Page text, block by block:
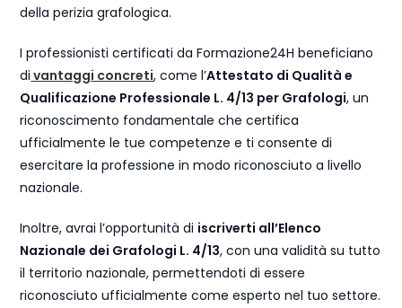
della perizia grafologica.
I professionisti certificati da Formazione24H beneficiano
di vantaggi concreti, come l’Attestato di Qualità e
Qualificazione Professionale L. 4/13 per Grafologi, un
riconoscimento fondamentale che certifica
ufficialmente le tue competenze e ti consente di
esercitare la professione in modo riconosciuto a livello
nazionale.
Inoltre, avrai l’opportunità di iscriverti all’Elenco
Nazionale dei Grafologi L. 4/13, con una validità su tutto
il territorio nazionale, permettendoti di essere
riconosciuto ufficialmente come esperto nel tuo settore.